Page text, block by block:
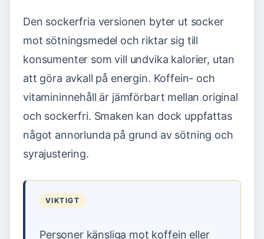
Den sockerfria versionen byter ut socker
mot sötningsmedel och riktar sig till
konsumenter som vill undvika kalorier, utan
att göra avkall på energin. Koffein- och
vitamininnehåll är jämförbart mellan original
och sockerfri. Smaken kan dock uppfattas
något annorlunda på grund av sötning och
syrajustering.
VIKTIGT
Personer känsliga mot koffein eller